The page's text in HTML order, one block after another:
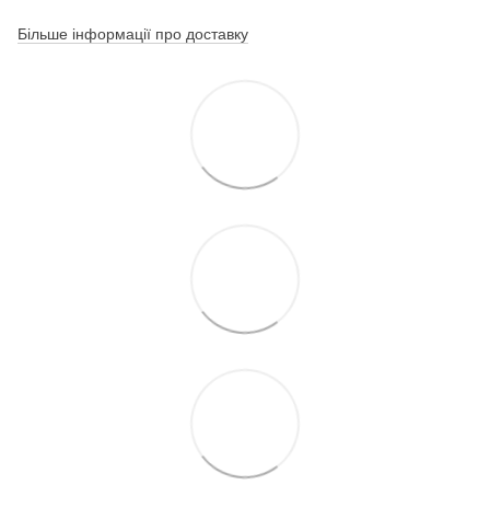
Більше інформації про доставку